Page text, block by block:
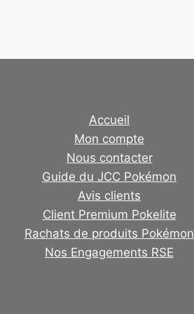
Accueil
Mon compte
Nous contacter
Guide du JCC Pokémon
Avis clients
Client Premium Pokelite
Rachats de produits Pokémon
Nos Engagements RSE